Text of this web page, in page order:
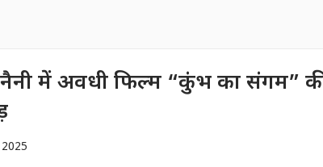
नैनी में अवधी फिल्म “कुंभ का संगम”